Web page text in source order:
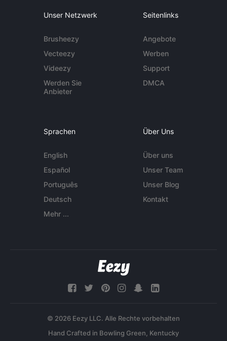
Unser Netzwerk
Brusheezy
Vecteezy
Videezy
Werden Sie
Anbieter
Seitenlinks
Angebote
Werben
Support
DMCA
Sprachen
English
Español
Português
Deutsch
Mehr ...
Über Uns
Über uns
Unser Team
Unser Blog
Kontakt
© 2026 Eezy LLC. Alle Rechte vorbehalten